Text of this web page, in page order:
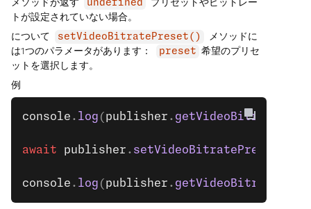
undefined
トが設定されていない場合。
について
setVideoBitratePreset()
メソッドに
は1つのパラメータがあります：
preset 希望のプリセ
ットを選択します。
例
console . log ( publisher .
await publisher . setVideoBitratePreset
console . log ( publisher .